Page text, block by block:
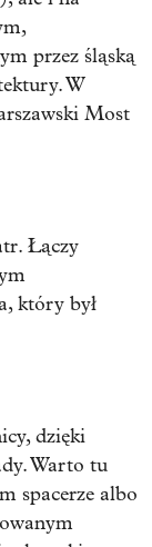
przez śląską
W
Most
Łączy
który był
dzięki
Warto tu
spacerze albo